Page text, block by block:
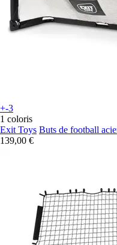
+-3
1 coloris
Exit Toys Buts de football
139,00 €